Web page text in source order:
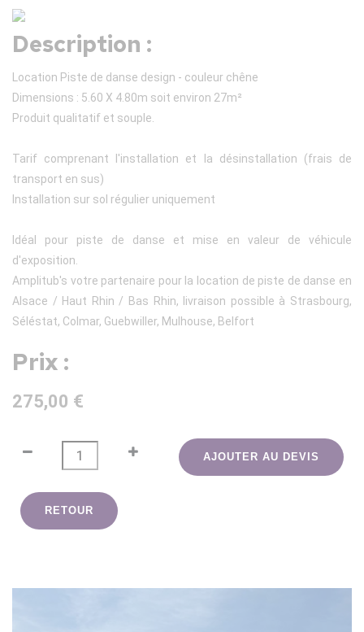
Description :
Location Piste de danse design - couleur chêne
Dimensions : 5.60 X 4.80m soit environ 27m²
Produit qualitatif et souple.
Tarif comprenant l'installation et la désinstallation (frais de
transport en sus)
Installation sur sol régulier uniquement
Idéal pour piste de danse et mise en valeur de véhicule
d'exposition.
Amplitub's votre partenaire pour la location de piste de danse en
Alsace / Haut Rhin / Bas Rhin, livraison possible à Strasbourg,
Séléstat, Colmar, Guebwiller, Mulhouse, Belfort
Prix :
275,00 €
AJOUTER AU DEVIS
RETOUR